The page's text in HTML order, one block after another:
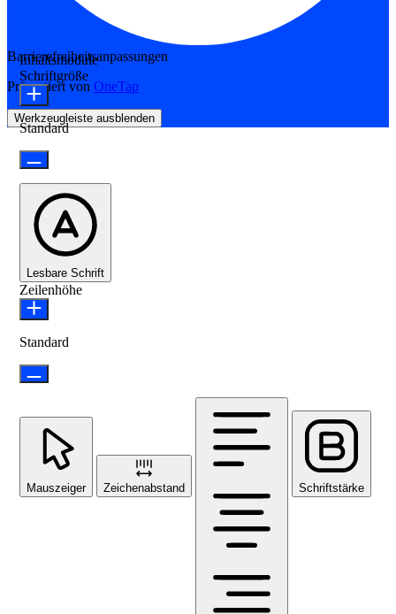
Barrierefreiheitsanpassungen
Präsentiert von OneTap
Werkzeugleiste ausblenden
Inhaltsmodule
Schriftgröße
Standard
Lesbare Schrift
Zeilenhöhe
Standard
Mauszeiger Zeichenabstand Schriftstärke